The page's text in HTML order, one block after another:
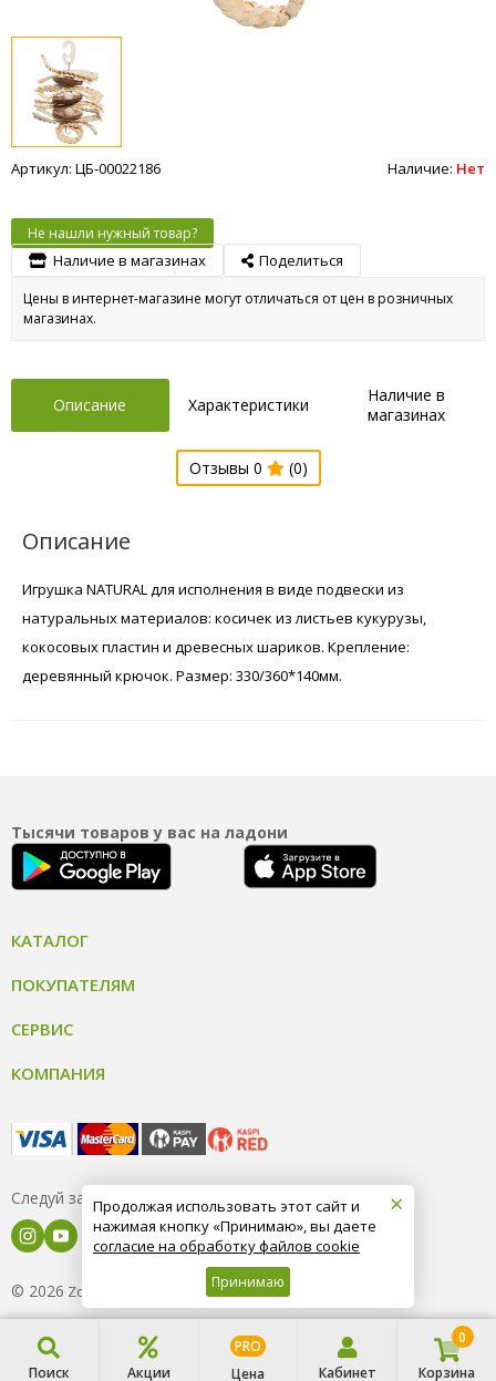
Артикул: ЦБ-00022186 Наличие: Нет
Не нашли нужный товар?
Наличие в магазинах Поделиться
Цены в интернет-магазине могут отличаться от цен в розничных
магазинах.
Описание Характеристики
Наличие в
магазинах
Отзывы 0 (0)
Описание
Игрушка NATURAL для исполнения в виде подвески из
натуральных материалов: косичек из листьев кукурузы,
кокосовых пластин и древесных шариков. Крепление:
деревянный крючок. Размер: 330/360*140мм.
Тысячи товаров у вас на ладони
КАТАЛОГ
ПОКУПАТЕЛЯМ
СЕРВИС
КОМПАНИЯ
Следуй за нами
© 2026 ZooOptTorg.KZ 8 (800) 004-09-40
Поиск Акции
PRO
Цена
Кабинет Корзина
0
×
Продолжая использовать этот сайт и
нажимая кнопку «Принимаю», вы даете
согласие на обработку файлов cookie
Принимаю